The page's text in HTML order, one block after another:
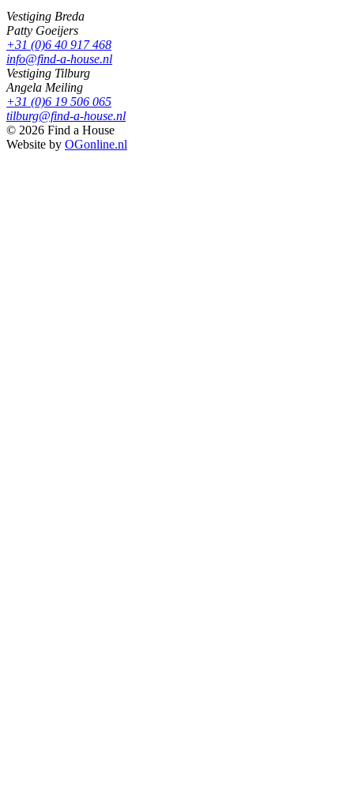
Vestiging Breda
Patty Goeijers
+31 (0)6 40 917 468
info@find-a-house.nl
Vestiging Tilburg
Angela Meiling
+31 (0)6 19 506 065
tilburg@find-a-house.nl
© 2026 Find a House
Website by OGonline.nl